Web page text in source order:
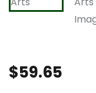
$59.65